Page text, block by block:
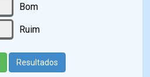
Bom
Ruim
Resultados